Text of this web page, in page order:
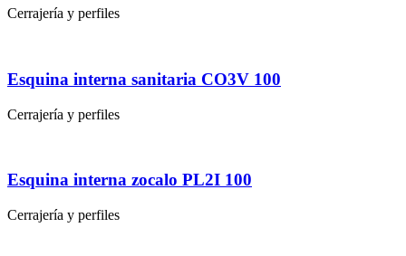
Cerrajería y perfiles
Esquina interna sanitaria CO3V 100
Cerrajería y perfiles
Esquina interna zocalo PL2I 100
Cerrajería y perfiles